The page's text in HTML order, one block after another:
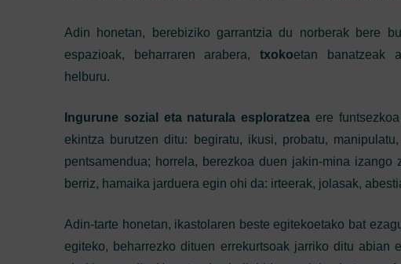
Adin honetan, berebiziko garrantzia du norberak bere
espazioak, beharraren arabera,txokoetan banatzeak a
helburu.
Ingurune sozial eta naturala esploratzea ere
ekintza burutzen ditu: begiratu, ikusi, probatu,
pentsamendua; horrela, berezkoa duen jakin-mina
berriz, hamaika jarduera egin ohi da: irteerak, jolasak,
Adin-tarte honetan, ikastolaren beste egitekoetako bat
egiteko, beharrezko dituen errekurtsoak jarriko ditu